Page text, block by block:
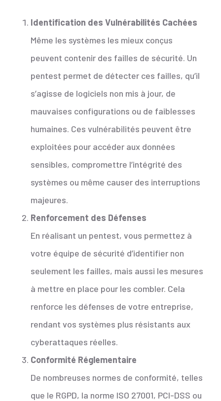
Identification des Vulnérabilités Cachées
Même les systèmes les mieux conçus
peuvent contenir des failles de sécurité. Un
pentest permet de détecter ces failles, qu’il
s’agisse de logiciels non mis à jour, de
mauvaises configurations ou de faiblesses
humaines. Ces vulnérabilités peuvent être
exploitées pour accéder aux données
sensibles, compromettre l’intégrité des
systèmes ou même causer des interruptions
majeures.
Renforcement des Défenses
En réalisant un pentest, vous permettez à
votre équipe de sécurité d’identifier non
seulement les failles, mais aussi les mesures
à mettre en place pour les combler. Cela
renforce les défenses de votre entreprise,
rendant vos systèmes plus résistants aux
cyberattaques réelles.
Conformité Réglementaire
De nombreuses normes de conformité, telles
que le RGPD, la norme ISO 27001, PCI-DSS ou